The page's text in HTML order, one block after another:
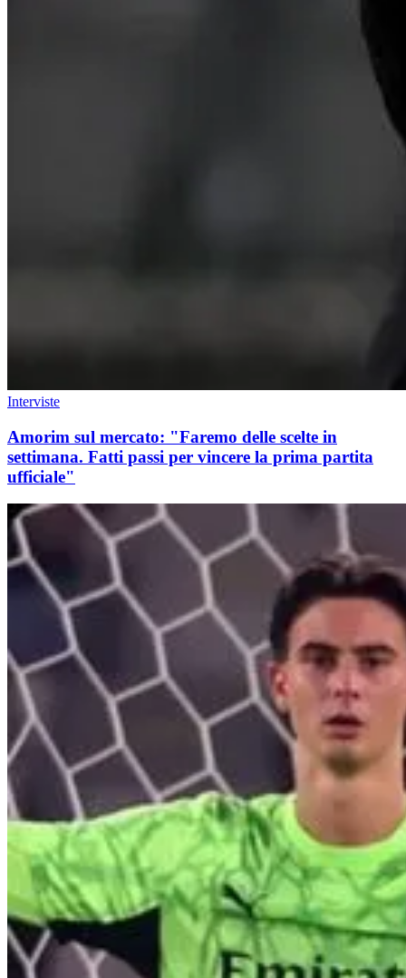
Interviste
Amorim sul mercato: "Faremo delle scelte in
settimana. Fatti passi per vincere la prima partita
ufficiale"